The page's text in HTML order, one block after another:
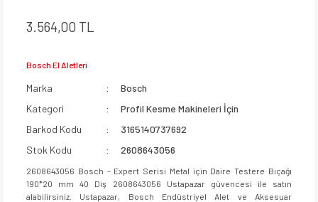
3.564,00 TL
Bosch El Aletleri
Marka
Bosch
Kategori
Profil Kesme Makineleri İçin
Barkod Kodu
3165140737692
Stok Kodu
2608643056
2608643056 Bosch - Expert Serisi Metal için Daire Testere Bıçağı
190*20 mm 40 Diş 2608643056 Ustapazar güvencesi ile satın
alabilirsiniz. Ustapazar, Bosch Endüstriyel Alet ve Aksesuar